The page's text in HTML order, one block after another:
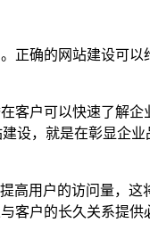
正确的网站建设可以
客户可以快速了解企
设，就是在彰显企
高用户的访问量，这
客户的长久关系提供